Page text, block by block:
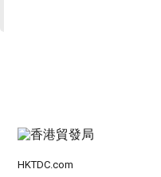
HKTDC.com